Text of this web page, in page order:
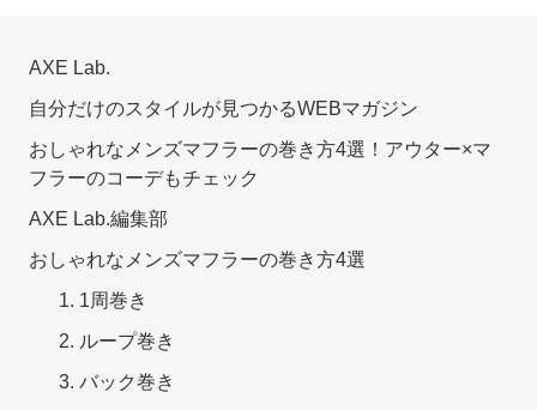
AXE Lab.
自分だけのスタイルが見つかるWEBマガジン
おしゃれなメンズマフラーの巻き方4選！アウター×マ
フラーのコーデもチェック
AXE Lab.編集部
おしゃれなメンズマフラーの巻き方4選
1. 1周巻き
2. ループ巻き
3. バック巻き